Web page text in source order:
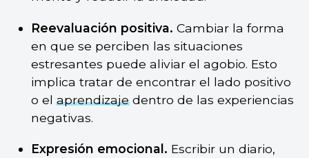
Reevaluación positiva. Cambiar la forma
en que se perciben las situaciones
estresantes puede aliviar el agobio. Esto
implica tratar de encontrar el lado positivo
o elaprendizajedentro de las experiencias
negativas.
Expresión emocional. Escribir un diario,